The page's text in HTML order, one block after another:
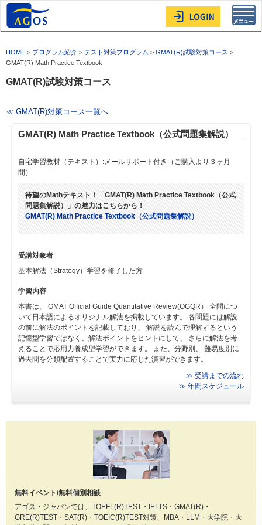
HOME > プログラム紹介 > テスト対策プログラム > GMAT(R)試験対策コース >
GMAT(R) Math Practice Textbook
GMAT(R)試験対策コース
≪ GMAT(R)対策コース一覧へ
GMAT(R) Math Practice Textbook（公式問題集解説）
自宅学習教材（テキスト）:メールサポート付き（ご購入より３ヶ月
間）
待望のMathテキスト！「GMAT(R) Math Practice Textbook（公式
問題集解説）」の魅力はこちらから！
GMAT(R) Math Practice Textbook（公式問題集解説）
受講対象者
基本解法（Strategy）学習を修了した方
学習内容
本書は、 GMAT Official Guide Quantitative Review(OGQR） 全問につ
いて日本語によるオリジナル解法を掲載しています。 各問題には解説
の前に解法のポイントを記載しており、 解説を読んで理解するという
記憶型学習ではなく、解法ポイントをヒントにして、 さらに解法を考
えることで応用力養成型学習ができます。 また、分野別、 難易度別に
過去問を分類配置することで実力に応じた演習ができます。
≫ 受講までの流れ
≫ 年間スケジュール
無料イベント/無料個別相談
アゴス・ジャパンでは、TOEFL(R)TEST・IELTS・GMAT(R)・
GRE(R)TEST・SAT(R)・TOEIC(R)TEST対策、MBA・LLM・大学院・大